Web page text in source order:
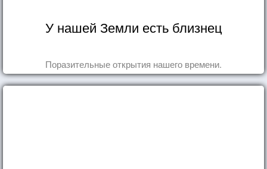
У нашей Земли есть близнец
Поразительные открытия нашего времени.